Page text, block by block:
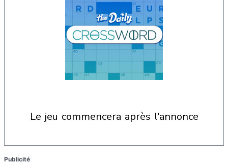
le jeu commencera après l'annonce
Publicité